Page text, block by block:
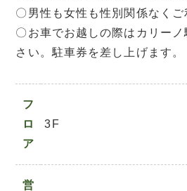
〇男性も女性も性別関係なくご
〇お車でお越しの際はカリー
さい。駐車券を差し上げます。
フ
ロ
ア
3F
営